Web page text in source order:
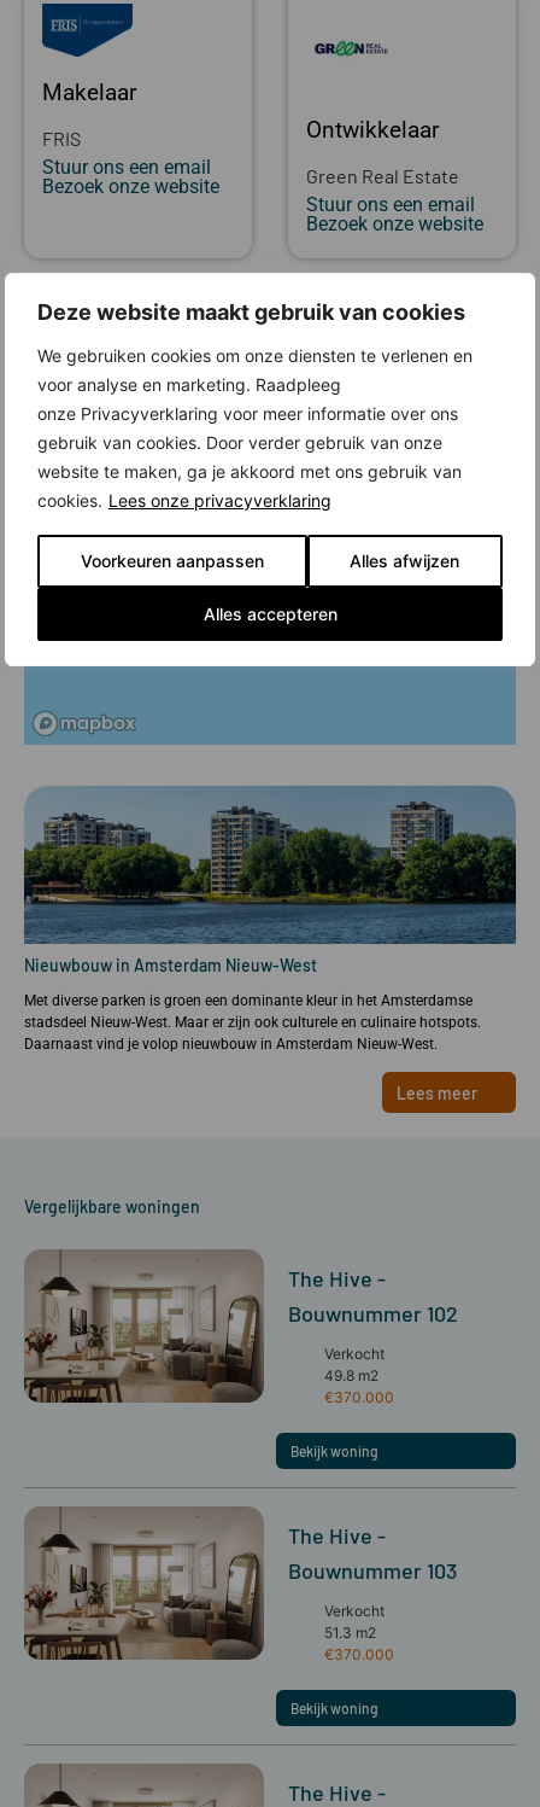
Deze website maakt gebruik van cookies
We gebruiken cookies om onze diensten te verlenen en
voor analyse en marketing. Raadpleeg
onze Privacyverklaring voor meer informatie over ons
gebruik van cookies. Door verder gebruik van onze
website te maken, ga je akkoord met ons gebruik van
cookies. Lees onze privacyverklaring
Voorkeuren aanpassen Alles afwijzen
Alles accepteren
Makelaar
FRIS
Stuur ons een email
Bezoek onze website
Ontwikkelaar
Green Real Estate
Stuur ons een email
Bezoek onze website
Locatie
Nieuwbouw in Amsterdam Nieuw-West
Met diverse parken is groen een dominante kleur in het Amsterdamse
stadsdeel Nieuw-West. Maar er zijn ook culturele en culinaire hotspots.
Daarnaast vind je volop nieuwbouw in Amsterdam Nieuw-West.
Lees meer
Vergelijkbare woningen
The Hive -
Bouwnummer 102
Verkocht
49.8 m2
€370.000
Bekijk woning
The Hive -
Bouwnummer 103
Verkocht
51.3 m2
€370.000
Bekijk woning
The Hive -